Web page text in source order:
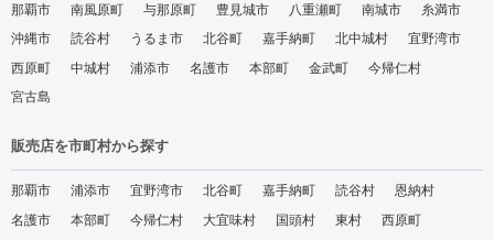
那覇市 南風原町 与那原町 豊見城市 八重瀬町 南城市
糸満市
沖縄市
読谷村 うるま市 北谷町 嘉手納町 北中城村
宜野湾市
西原町
中城村 浦添市 名護市 本部町 金武町
今帰仁村
宮古島
販売店を市町村から探す
那覇市 浦添市 宜野湾市 北谷町 嘉手納町 読谷村
恩納村
名護市
本部町 今帰仁村 大宜味村 国頭村 東村
西原町